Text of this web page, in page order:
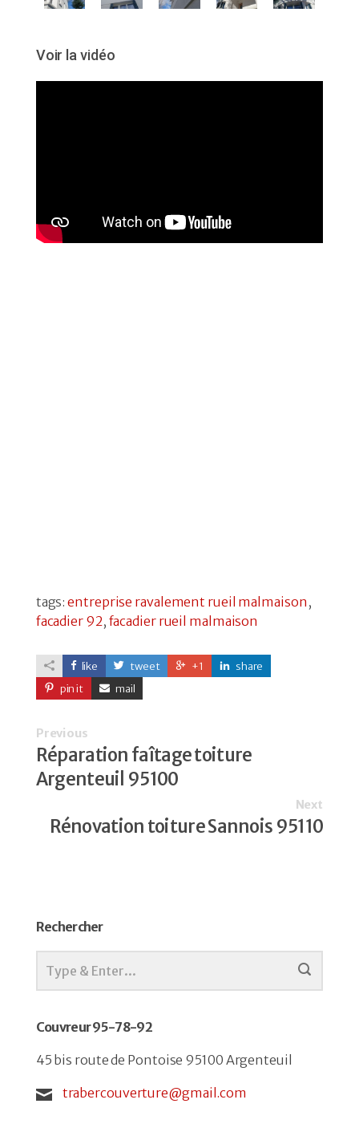
Voir la vidéo
tags:entreprise ravalement rueil malmaison ,
facadier 92, facadier rueil malmaison
like tweet +1
share
pin it
mail
Previous
Réparation faîtage toiture
Argenteuil 95100
Next
Rénovation toiture Sannois 95110
Rechercher
Couvreur 95-78-92
45 bis route de Pontoise 95100 Argenteuil
trabercouverture@gmail.com